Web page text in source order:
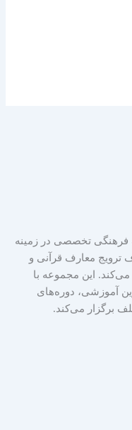
تخصصی در زمینه
معارف قرآنی و
این مجموعه با
آموزشی، دوره‌های
برگزار می‌کند.